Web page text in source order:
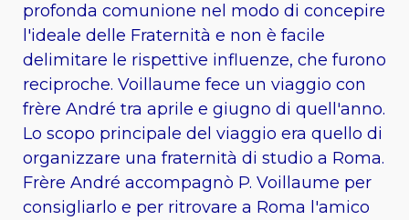
profonda comunione nel modo di concepire
l'ideale delle Fraternità e non è facile
delimitare le rispettive influenze, che furono
reciproche. Voillaume fece un viaggio con
frère André tra aprile e giugno di quell'anno.
Lo scopo principale del viaggio era quello di
organizzare una fraternità di studio a Roma.
Frère André accompagnò P. Voillaume per
consigliarlo e per ritrovare a Roma l'amico